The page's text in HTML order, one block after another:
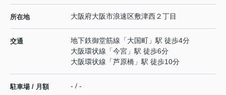
所在地 大阪府大阪市浪速区敷津西２丁目
交通 地下鉄御堂筋線 「大国町 」駅 徒歩4分
大阪環状線 「今宮 」駅 徒歩6分
大阪環状線 「芦原橋 」駅 徒歩10分
駐車場 / 月額 - / -